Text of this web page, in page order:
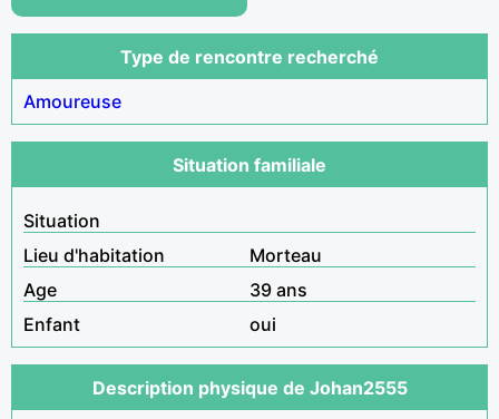
Type de rencontre recherché
Amoureuse
Situation familiale
Situation
Lieu d'habitation
Morteau
Age
39 ans
Enfant
oui
Description physique de Johan2555